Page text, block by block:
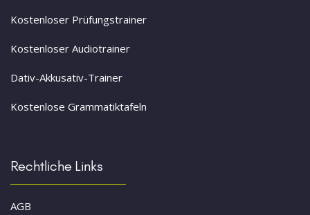
Kostenloser Prüfungstrainer
Kostenloser Audiotrainer
Dativ-Akkusativ-Trainer
Kostenlose Grammatiktafeln
Rechtliche Links
AGB